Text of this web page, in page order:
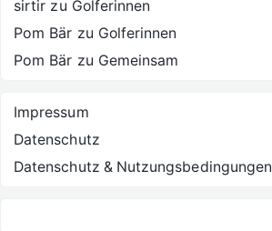
sirtir zu Golferinnen
Pom Bär zu Golferinnen
Pom Bär zu Gemeinsam
Impressum
Datenschutz
Datenschutz & Nutzungsbedingungen